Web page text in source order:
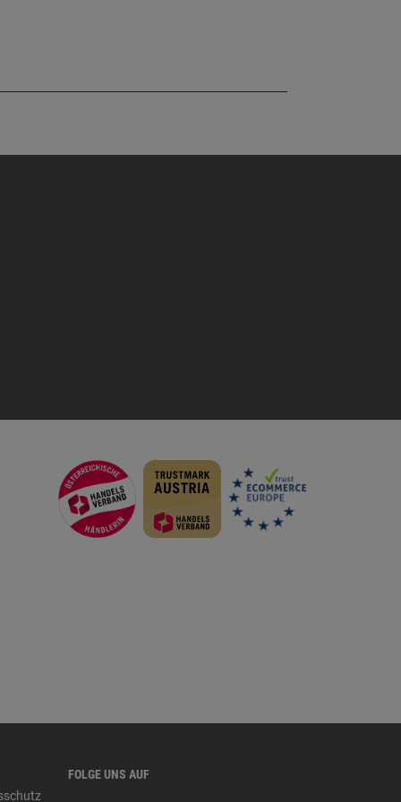
FOLGE UNS AUF